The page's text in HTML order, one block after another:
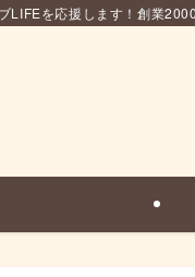
LIFEを応援します！創業